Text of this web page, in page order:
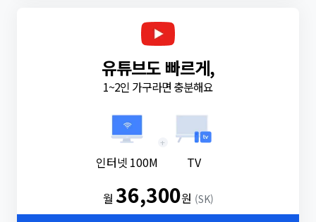
유튜브도 빠르게,
1~2인 가구라면 충분해요
인터넷 100M
+
TV
월36,300원 (SK)